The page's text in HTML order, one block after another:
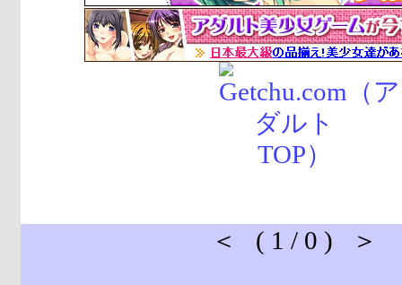
＜ ( 1 / 0 ) ＞